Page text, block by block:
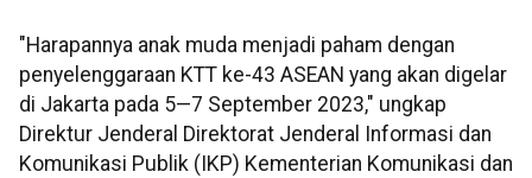
"Harapannya anak muda menjadi paham dengan
penyelenggaraan KTT ke-43 ASEAN yang akan digelar
di Jakarta pada 5—7 September 2023," ungkap
Direktur Jenderal Direktorat Jenderal Informasi dan
Komunikasi Publik (IKP) Kementerian Komunikasi dan